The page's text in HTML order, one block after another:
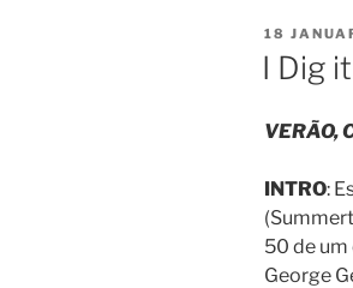
POSTED
ON
18
I Dig
VERÃO,
INTRO:
50 de
George